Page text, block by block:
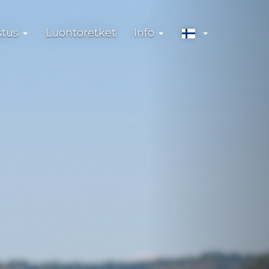
Luontoretket Info